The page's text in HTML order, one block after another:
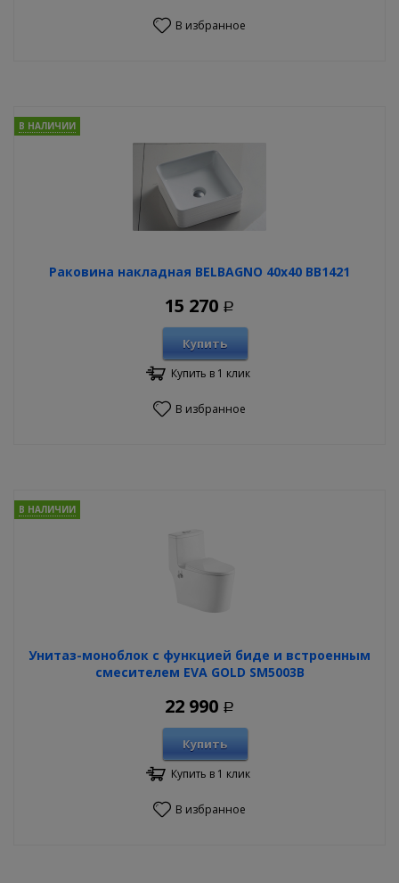
В избранное
Раковина накладная BELBAGNO 40х40 BB1421
В НАЛИЧИИ
15 270 Р
Купить
Купить в 1 клик
В избранное
Унитаз-моноблок с функцией биде и встроенным
смесителем EVA GOLD SM5003B
В НАЛИЧИИ
22 990 Р
Купить
Купить в 1 клик
В избранное